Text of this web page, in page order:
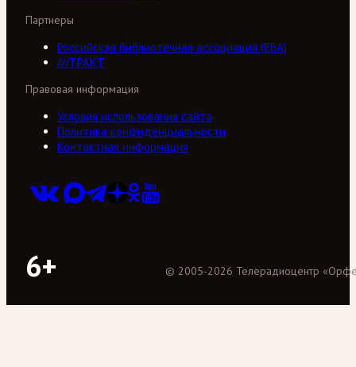
Партнеры
Российская библиотечная ассоциация (РБА)
///ТРАКТ
Правовая информация
Условия использования сайта
Политика конфиденциальности
Контактная информация
6+ © 2005-2026 Телерадиоцентр